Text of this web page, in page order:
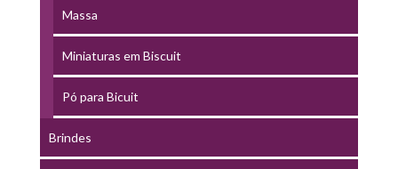
Massa
Miniaturas em Biscuit
Pó para Bicuit
Brindes